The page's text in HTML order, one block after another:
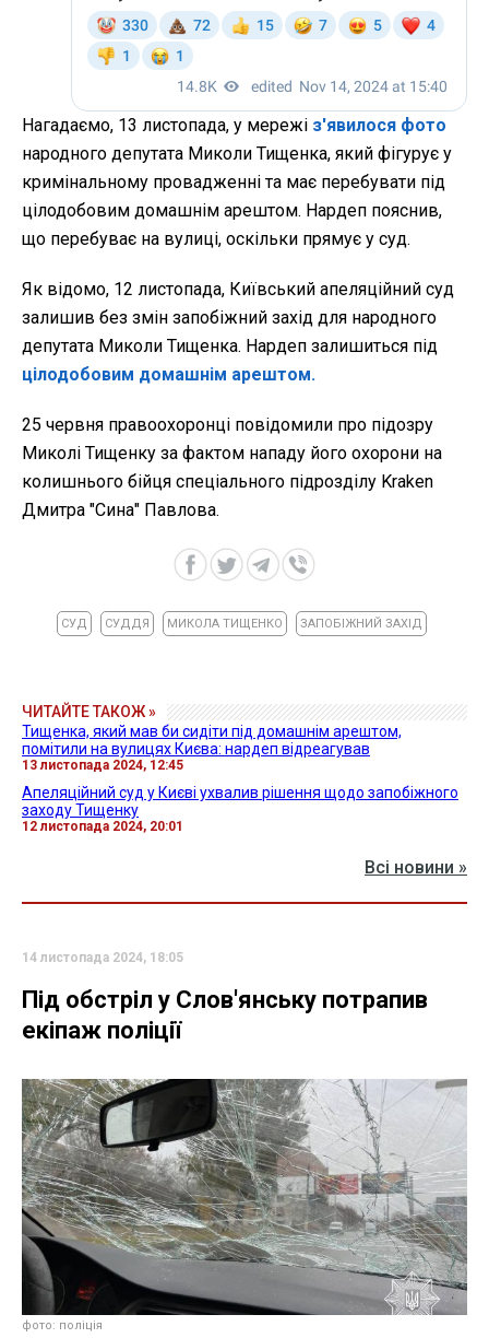
Нагадаємо, 13 листопада, у мережі з'явилося фото
народного депутата Миколи Тищенка, який фігурує у
кримінальному провадженні та має перебувати під
цілодобовим домашнім арештом. Нардеп пояснив,
що перебуває на вулиці, оскільки прямує у суд.
Як відомо, 12 листопада, Київський апеляційний суд
залишив без змін запобіжний захід для народного
депутата Миколи Тищенка. Нардеп залишиться під
цілодобовим домашнім арештом.
25 червня правоохоронці повідомили про підозру
Миколі Тищенку за фактом нападу його охорони на
колишнього бійця спеціального підрозділу Kraken
Дмитра "Сина" Павлова.
СУД СУДДЯ МИКОЛА ТИЩЕНКО ЗАПОБІЖНИЙ ЗАХІД
ЧИТАЙТЕ ТАКОЖ »
Тищенка, який мав би сидіти під домашнім арештом,
помітили на вулицях Києва: нардеп відреагував
13 листопада 2024, 12:45
Апеляційний суд у Києві ухвалив рішення щодо запобіжного
заходу Тищенку
12 листопада 2024, 20:01
Всі новини »
14 листопада 2024, 18:05
Під обстріл у Слов'янську потрапив
екіпаж поліції
фото: поліція